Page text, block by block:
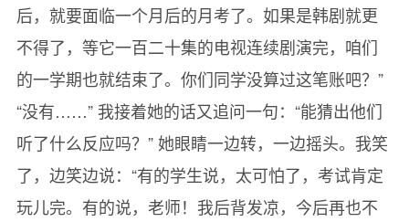
后，就要面临一个月后的月考了。如果是韩剧就更
不得了，等它一百二十集的电视连续剧演完，咱们
的一学期也就结束了。你们同学没算过这笔账吧？”
“没有……” 我接着她的话又追问一句：“能猜出他们
听了什么反应吗？” 她眼睛一边转，一边摇头。我笑
了，边笑边说：“有的学生说，太可怕了，考试肯定
玩儿完。有的说，老师！我后背发凉，今后再也不